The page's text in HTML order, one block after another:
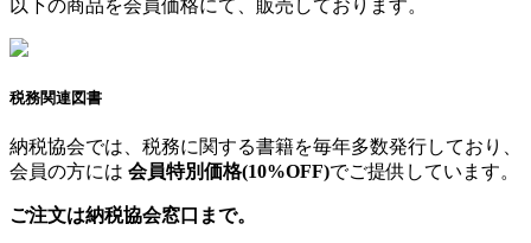
以下の商品を会員価格にて、販売しております。
税務関連図書
納税協会では、税務に関する書籍を毎年多数発行しており、
会員の方には 会員特別価格(10%OFF)でご提供しています。
ご注文は納税協会窓口まで。